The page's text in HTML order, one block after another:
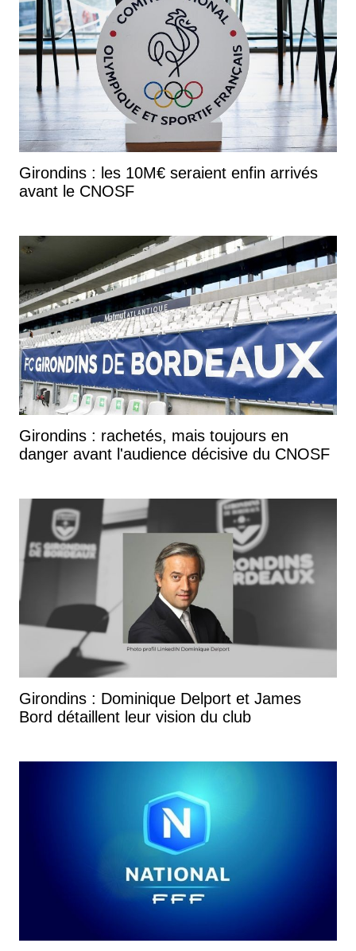
Girondins : les 10M€ seraient enfin arrivés
avant le CNOSF
Girondins : rachetés, mais toujours en
danger avant l'audience décisive du CNOSF
Girondins : Dominique Delport et James
Bord détaillent leur vision du club